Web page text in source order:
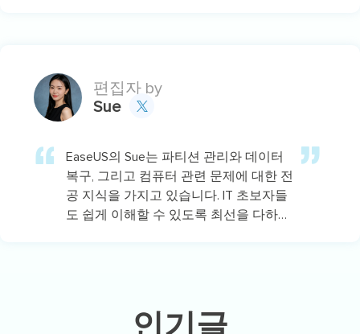
편집자 by
Sue

EaseUS의 Sue는 파티션 관리와 데이터
복구, 그리고 컴퓨터 관련 문제에 대한 전
공 지식을 가지고 있습니다. IT 초보자들
도 쉽게 이해할 수 있도록 최선을 다하고
인기글